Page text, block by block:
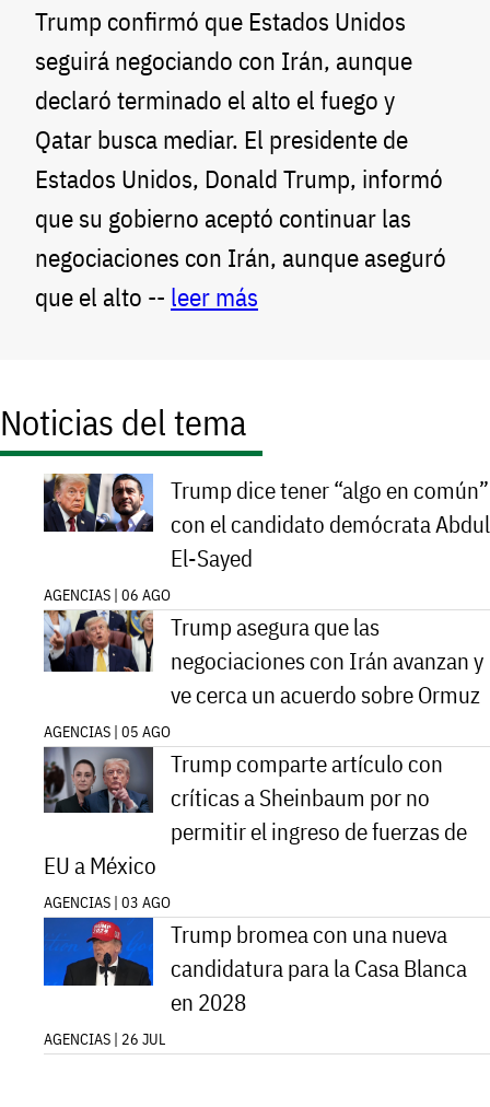
Trump confirmó que Estados Unidos
seguirá negociando con Irán, aunque
declaró terminado el alto el fuego y
Qatar busca mediar. El presidente de
Estados Unidos, Donald Trump, informó
que su gobierno aceptó continuar las
negociaciones con Irán, aunque aseguró
que el alto -- leer más
Noticias del tema
Trump dice tener “algo en común”
con el candidato demócrata Abdul
El-Sayed
AGENCIAS | 06 AGO
Trump asegura que las
negociaciones con Irán avanzan y
ve cerca un acuerdo sobre Ormuz
AGENCIAS | 05 AGO
Trump comparte artículo con
críticas a Sheinbaum por no
permitir el ingreso de fuerzas de
EU a México
AGENCIAS | 03 AGO
Trump bromea con una nueva
candidatura para la Casa Blanca
en 2028
AGENCIAS | 26 JUL